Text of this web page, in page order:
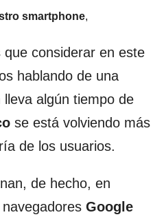
smartphone,
considerar en este
hablando de una
algún tiempo de
se está volviendo más
de los usuarios.
de hecho, en
Google